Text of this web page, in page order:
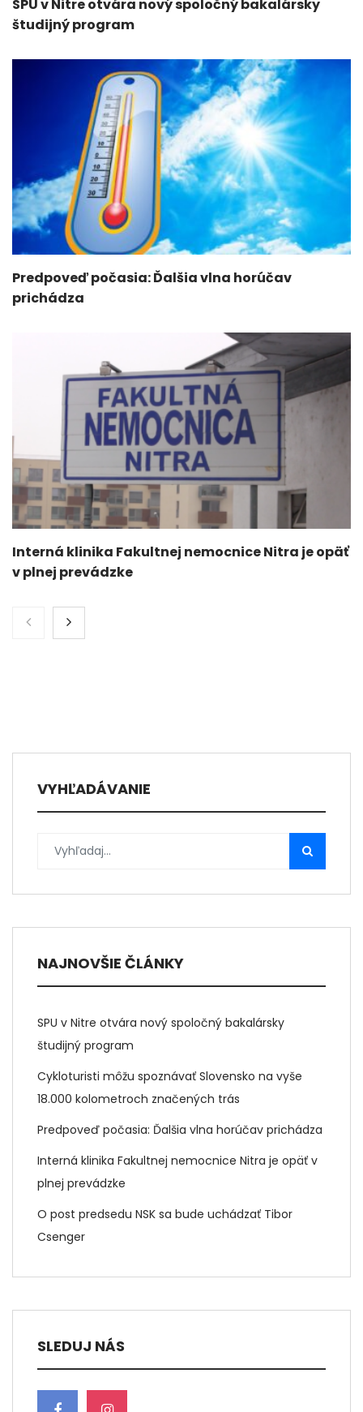
SPU v Nitre otvára nový spoločný bakalársky
študijný program
Predpoveď počasia: Ďalšia vlna horúčav
prichádza
Interná klinika Fakultnej nemocnice Nitra je opäť
v plnej prevádzke
VYHĽADÁVANIE
NAJNOVŠIE ČLÁNKY
SPU v Nitre otvára nový spoločný bakalársky
študijný program
Cykloturisti môžu spoznávať Slovensko na vyše
18.000 kolometroch značených trás
Predpoveď počasia: Ďalšia vlna horúčav prichádza
Interná klinika Fakultnej nemocnice Nitra je opäť v
plnej prevádzke
O post predsedu NSK sa bude uchádzať Tibor
Csenger
SLEDUJ NÁS